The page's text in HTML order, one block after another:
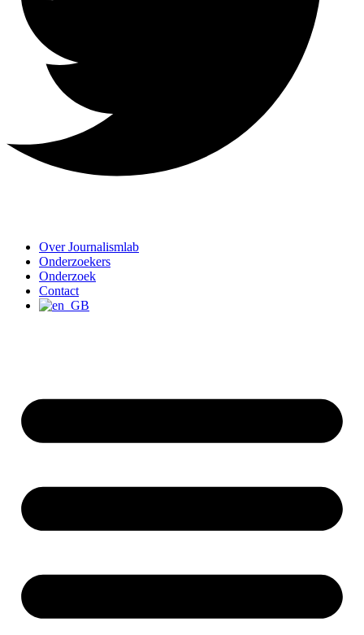
Over Journalismlab
Onderzoekers
Onderzoek
Contact